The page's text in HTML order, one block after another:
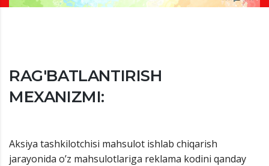
RAG'BATLANTIRISH
MEXANIZMI:
Aksiya tashkilotchisi mahsulot ishlab chiqarish
jarayonida o’z mahsulotlariga reklama kodini qanday